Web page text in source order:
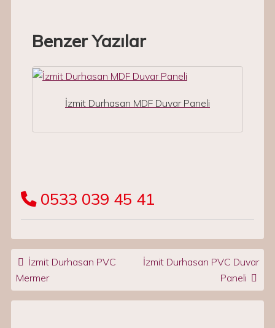
Benzer Yazılar
İzmit Durhasan MDF Duvar Paneli
0533 039 45 41
Post navigation
İzmit Durhasan PVC
Mermer
İzmit Durhasan PVC Duvar
Paneli